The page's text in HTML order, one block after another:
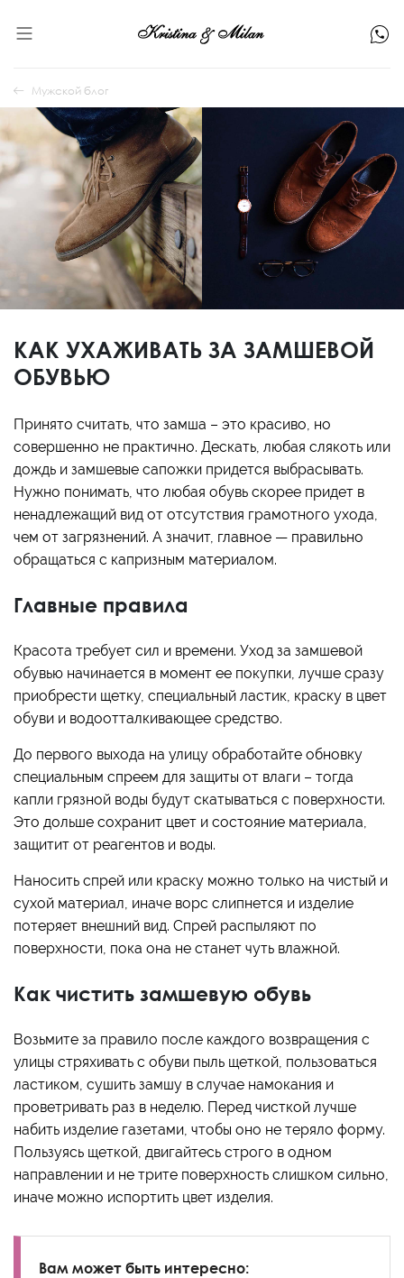
Мужской блог
КАК УХАЖИВАТЬ ЗА ЗАМШЕВОЙ
ОБУВЬЮ
Принято считать, что замша – это красиво, но
совершенно не практично. Дескать, любая слякоть или
дождь и замшевые сапожки придется выбрасывать.
Нужно понимать, что любая обувь скорее придет в
ненадлежащий вид от отсутствия грамотного ухода,
чем от загрязнений. А значит, главное — правильно
обращаться с капризным материалом.
Главные правила
Красота требует сил и времени. Уход за замшевой
обувью начинается в момент ее покупки, лучше сразу
приобрести щетку, специальный ластик, краску в цвет
обуви и водоотталкивающее средство.
До первого выхода на улицу обработайте обновку
специальным спреем для защиты от влаги – тогда
капли грязной воды будут скатываться с поверхности.
Это дольше сохранит цвет и состояние материала,
защитит от реагентов и воды.
Наносить спрей или краску можно только на чистый и
сухой материал, иначе ворс слипнется и изделие
потеряет внешний вид. Спрей распыляют по
поверхности, пока она не станет чуть влажной.
Как чистить замшевую обувь
Возьмите за правило после каждого возвращения с
улицы стряхивать с обуви пыль щеткой, пользоваться
ластиком, сушить замшу в случае намокания и
проветривать раз в неделю. Перед чисткой лучше
набить изделие газетами, чтобы оно не теряло форму.
Пользуясь щеткой, двигайтесь строго в одном
направлении и не трите поверхность слишком сильно,
иначе можно испортить цвет изделия.
Вам может быть интересно: